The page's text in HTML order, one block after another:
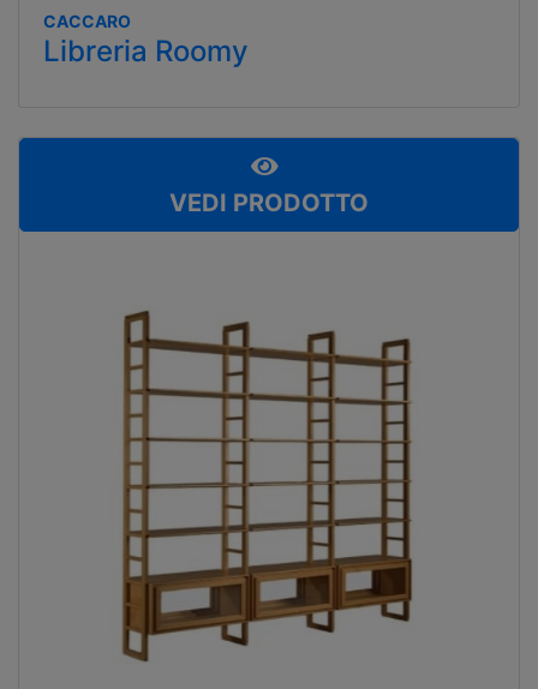
CACCARO
Libreria Roomy
VEDI PRODOTTO